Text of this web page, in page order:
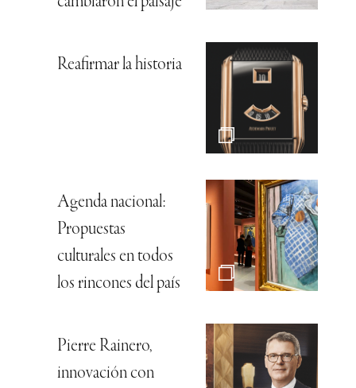
Reafirmar la historia
Agenda nacional:
Propuestas
culturales en todos
los rincones del país
Pierre Rainero,
innovación con